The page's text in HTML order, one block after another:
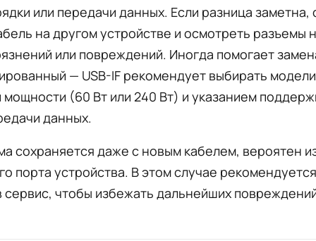
или передачи данных. Если разница заметна,
на другом устройстве и осмотреть разъемы
или повреждений. Иногда помогает
— USB-IF рекомендует выбирать
мощности (60 Вт или 240 Вт) и указанием
данных.
сохраняется даже с новым кабелем, вероятен
порта устройства. В этом случае рекомендуется
сервис, чтобы избежать дальнейших